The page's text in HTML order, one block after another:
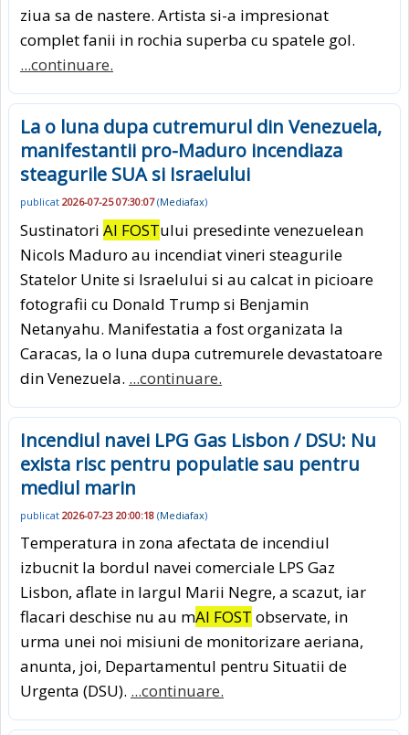
ziua sa de nastere. Artista si-a impresionat
complet fanii in rochia superba cu spatele gol.
...continuare.
La o luna dupa cutremurul din Venezuela,
manifestantii pro-Maduro incendiaza
steagurile SUA si Israelului
publicat 2026-07-25 07:30:07(Mediafax)
Sustinatori AI FOSTului presedinte venezuelean
Nicols Maduro au incendiat vineri steagurile
Statelor Unite si Israelului si au calcat in picioare
fotografii cu Donald Trump si Benjamin
Netanyahu. Manifestatia a fost organizata la
Caracas, la o luna dupa cutremurele devastatoare
din Venezuela. ...continuare.
Incendiul navei LPG Gas Lisbon / DSU: Nu
exista risc pentru populatie sau pentru
mediul marin
publicat 2026-07-23 20:00:18 (Mediafax)
Temperatura in zona afectata de incendiul
izbucnit la bordul navei comerciale LPS Gaz
Lisbon, aflate in largul Marii Negre, a scazut, iar
flacari deschise nu au mAI FOST observate, in
urma unei noi misiuni de monitorizare aeriana,
anunta, joi, Departamentul pentru Situatii de
Urgenta (DSU). ...continuare.